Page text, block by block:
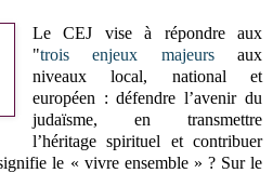
Le CEJ vise à répondre aux
"trois enjeux majeursaux
niveaux local, national et
européen :défendre l’avenir du
judaïsme, en transmettre
l’héritage spirituel et contribuer
le « vivre ensemble » ? Sur le